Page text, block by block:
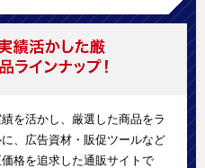
を活かし、厳選した商品をラ
、広告資材・販促ツールなど
格を追求した通販サイトで